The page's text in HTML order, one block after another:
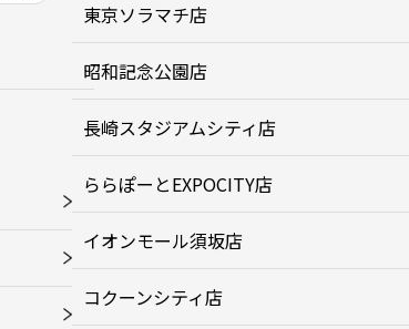
東京ソラマチ店
昭和記念公園店
長崎スタジアムシティ店
ららぽーとEXPOCITY店
イオンモール須坂店
コクーンシティ店